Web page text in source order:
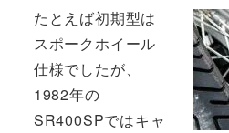
たとえば初期型は
スポークホイール
仕様でしたが、
1982年の
SR400SPではキャ